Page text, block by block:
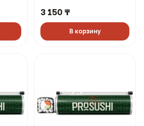
3 150 ₸
В корзину